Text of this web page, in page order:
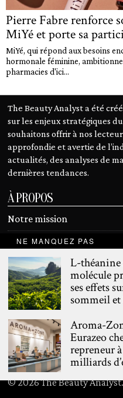
Pierre Fabre renforce
MiYé et porte sa
MiYé, qui répond aux besoins
hormonale féminine,
pharmacies d'ici...
The Beauty Analyst a été
sur les enjeux stratégiques
souhaitons offrir à nos
approfondie et avertie de
actualités, des analyses de
dernières tendances.
À PROPOS
Notre mission
Devenir contributeur
Contact
Mentions légales
SUIVEZ NOUS
©2026The Beauty
NE MANQUEZ PAS
L-théanine
molécule
ses effets
sommeil et
Aroma-
Eurazeo
repreneur
milliards